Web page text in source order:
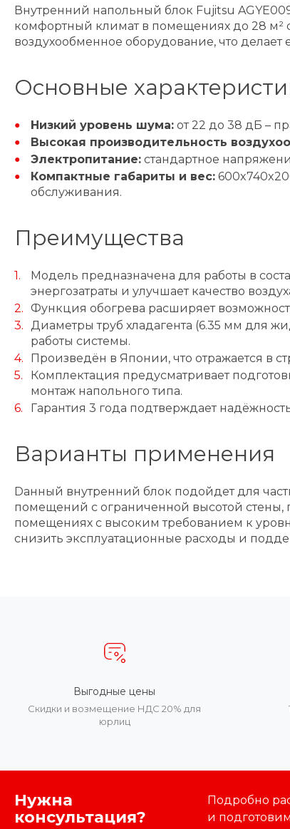
Внутренний напольный блок Fujitsu
комфортный климат в помещениях до 28 м²
воздухообменное оборудование, что
Основные
Низкий уровень шума:от 22 до 38 дБ –
Высокая производительность
Электропитание:стандартное
Компактные габариты и вес:
обслуживания.
Преимущества
Модель предназначена для работы в
энергозатраты и улучшает качество
Функция обогрева расширяет
Диаметры труб хладагента (6.35 мм для
работы системы.
Произведён в Японии, что отражается в
Комплектация предусматривает
монтаж напольного типа.
Гарантия 3 года подтверждает
Варианты применения
Dанный внутренний блок подойдет для
помещений с ограниченной высотой стены,
помещениях с высоким требованием к
снизить эксплуатационные расходы и
Выгодные цены
Скидки и возмещение НДС 20% для
юрлиц
Нужна
консультация?
Подробно
и